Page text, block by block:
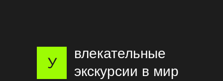
влекательные
экскурсии в мир
У